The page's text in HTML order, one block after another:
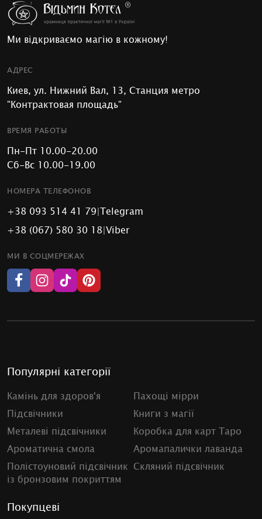
Ми відкриваємо магію в кожному!
АДРЕС
Киев, ул. Нижний Вал, 13, Станция метро
"Контрактовая площадь"
ВРЕМЯ РАБОТЫ
Пн-Пт 10.00-20.00
Сб-Вс 10.00-19.00
НОМЕРА ТЕЛЕФОНОВ
+38 093 514 41 79|Telegram
+38 (067) 580 30 18|Viber
МИ В СОЦМЕРЕЖАХ
Популярні категорії
Камінь для здоров'я
Пахощі мірри
Підсвічники
Книги з магії
Металеві підсвічники
Коробка для карт Таро
Ароматична смола
Аромапалички лаванда
Полістоуновий підсвічник
із бронзовим покриттям
Скляний підсвічник
Покупцеві